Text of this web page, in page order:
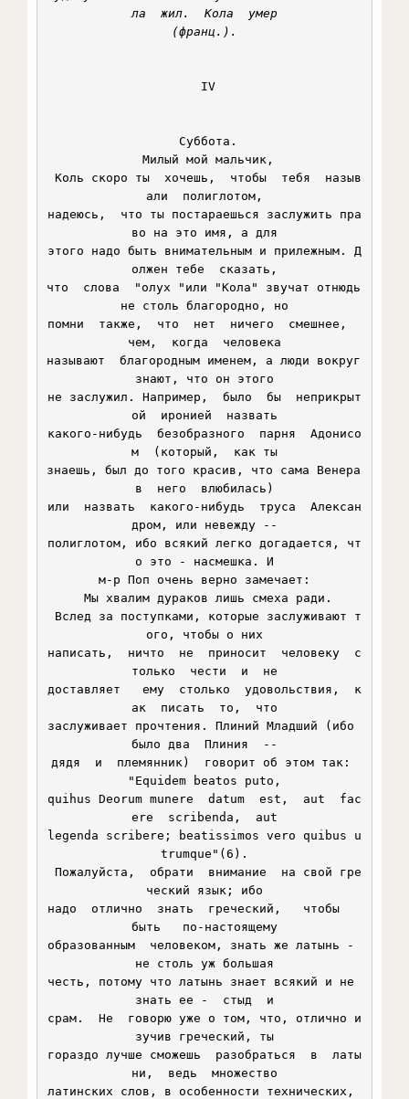
ла  жил.  Кола  умер
(франц.).
али  полиглотом,
надеюсь,  что ты постараешься заслужить пра
во на это имя, а для
этого надо быть внимательным и прилежным. Д
олжен тебе  сказать,
что  слова  "олух "или "Кола" звучат отнюдь
не столь благородно, но
помни  также,  что  нет  ничего  смешнее,
чем,  когда  человека
называют  благородным именем, а люди вокруг
знают, что он этого
не заслужил. Например,  было  бы  неприкрыт
ой  иронией  назвать
какого-нибудь  безобразного  парня  Адонисо
м  (который,  как ты
знаешь, был до того красив, что сама Венера
в  него  влюбилась)
или  назвать  какого-нибудь  труса  Алексан
дром, или невежду --
полиглотом, ибо всякий легко догадается, чт
о это - насмешка. И
м-р Поп очень верно замечает:
ого, чтобы о них
написать,  ничто  не  приносит  человеку  с
только  чести  и  не
доставляет   ему  столько  удовольствия,  к
ак  писать  то,  что
заслуживает прочтения. Плиний Младший (ибо
было два  Плиния  --
дядя  и  племянник)  говорит об этом так:
"Equidem beatos puto,
quihus Deorum munere  datum  est,  aut  fac
ere  scribenda,  aut
legenda scribere; beatissimos vero quibus u
trumque"(6).
ческий язык; ибо
надо  отлично  знать  греческий,   чтобы
быть   по-настоящему
образованным  человеком, знать же латынь -
не столь уж большая
честь, потому что латынь знает всякий и не
знать ее -  стыд  и
срам.  Не  говорю уже о том, что, отлично и
зучив греческий, ты
гораздо лучше сможешь  разобраться  в  латы
ни,  ведь  множество
латинских слов, в особенности технических,